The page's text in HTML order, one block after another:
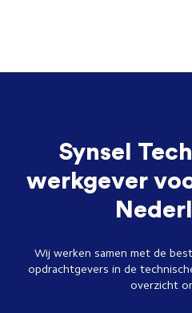
Synsel
werkgever
Wij werken samen met de
opdrachtgevers in de
overzicht